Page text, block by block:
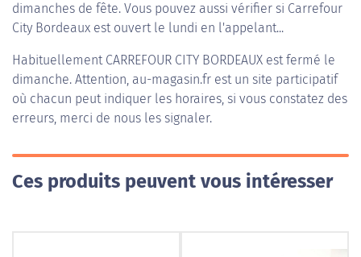
dimanches de fête. Vous pouvez aussi vérifier si Carrefour
City Bordeaux est ouvert le lundi en l'appelant...
Habituellement CARREFOUR CITY BORDEAUX est fermé le
dimanche. Attention, au-magasin.fr est un site participatif
où chacun peut indiquer les horaires, si vous constatez des
erreurs, merci de nous les signaler.
Ces produits peuvent vous intéresser